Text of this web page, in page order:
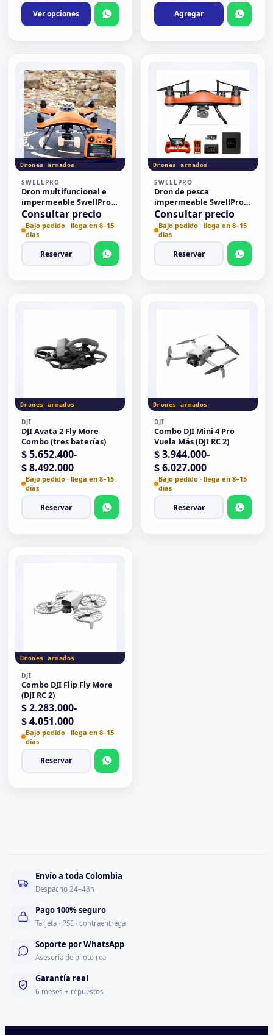
Ver opciones Agregar
Drones armados
SWELLPRO
Dron multifuncional e
impermeable SwellPro
SplashDrone 4 Plus (SD4+)
Consultar precio
Bajo pedido · llega en 8–15
días
Reservar
Drones armados
SWELLPRO
Dron de pesca
impermeable SwellPro
Fisherman FD3
Consultar precio
Bajo pedido · llega en 8–15
días
Reservar
Drones armados
DJI
DJI Avata 2 Fly More
Combo (tres baterías)
$5.652.400-
$8.492.000
Rango de precios: desde $ 5.652.400 hasta $
Bajo pedido · llega en 8–15
días
Reservar
Drones armados
DJI
Combo DJI Mini 4 Pro
Vuela Más (DJI RC 2)
$3.944.000-
$6.027.000
Rango de precios:
Bajo pedido · llega en 8–15
días
Reservar
Drones armados
DJI
Combo DJI Flip Fly More
(DJI RC 2)
$2.283.000-
$4.051.000
Rango de precios: desde $ 2.283.000 hasta $
Bajo pedido · llega en 8–15
días
Reservar
Envío a toda Colombia
Despacho 24–48h
Pago 100% seguro
Tarjeta · PSE · contraentrega
Soporte por WhatsApp
Asesoría de piloto real
Garantía real
6 meses + repuestos